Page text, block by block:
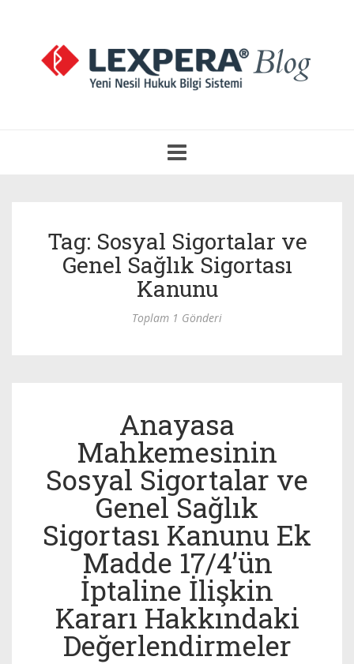
Aç
Tag: Sosyal Sigortalar ve
Genel Sağlık Sigortası
Kanunu
Toplam 1 Gönderi
Anayasa
Mahkemesinin
Sosyal Sigortalar ve
Genel Sağlık
Sigortası Kanunu Ek
Madde 17/4’ün
İptaline İlişkin
Kararı Hakkındaki
Değerlendirmeler